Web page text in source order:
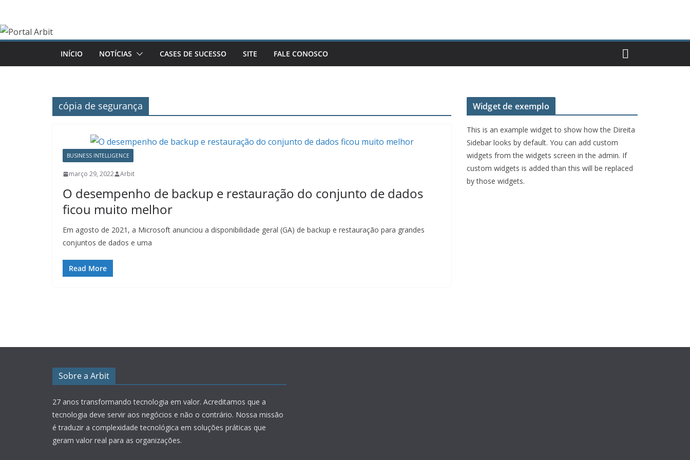
o
INÍCIO NOTÍCIAS CASES DE SUCESSO SITE FALE CONOSCO
cópia de segurança
BUSINESS INTELLIGENCE
março 29, 2022 Arbit
O desempenho de backup e restauração do conjunto de dados
ficou muito melhor
Em agosto de 2021, a Microsoft anunciou a disponibilidade geral (GA) de backup e restauração para grandes
conjuntos de dados e uma
Read More
Widget de exemplo
This is an example widget to show how the Direita
Sidebar looks by default. You can add custom
widgets from the widgets screen in the admin. If
custom widgets is added than this will be replaced
by those widgets.
Sobre a Arbit
27 anos transformando tecnologia em valor. Acreditamos que a
tecnologia deve servir aos negócios e não o contrário. Nossa missão
é traduzir a complexidade tecnológica em soluções práticas que
geram valor real para as organizações.